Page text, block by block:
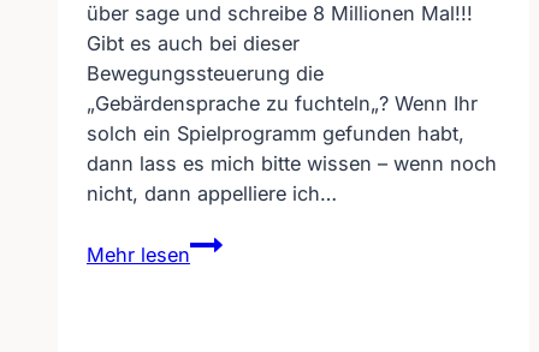
über sage und schreibe 8 Millionen Mal!!!
Gibt es auch bei dieser
Bewegungssteuerung die
„Gebärdensprache zu fuchteln„? Wenn Ihr
solch ein Spielprogramm gefunden habt,
dann lass es mich bitte wissen – wenn noch
nicht, dann appelliere ich…
Mehr lesen
Fuchteln
lässt